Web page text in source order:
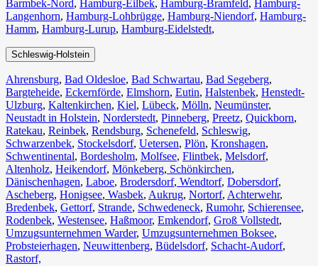
Barmbek-Nord, Hamburg-Eilbek, Hamburg-Bramfeld, Hamburg-
Langenhorn, Hamburg-Lohbrügge, Hamburg-Niendorf, Hamburg-
Hamm, Hamburg-Lurup, Hamburg-Eidelstedt,
Schleswig-Holstein
Ahrensburg, Bad Oldesloe, Bad Schwartau, Bad Segeberg,
Bargteheide, Eckernförde, Elmshorn, Eutin, Halstenbek, Henstedt-
Ulzburg, Kaltenkirchen, Kiel, Lübeck, Mölln, Neumünster,
Neustadt in Holstein, Norderstedt, Pinneberg, Preetz, Quickborn,
Ratekau, Reinbek, Rendsburg, Schenefeld, Schleswig,
Schwarzenbek, Stockelsdorf, Uetersen, Plön, Kronshagen,
Schwentinental, Bordesholm, Molfsee, Flintbek, Melsdorf,
Altenholz, Heikendorf, Mönkeberg, Schönkirchen,
Dänischenhagen, Laboe, Brodersdorf, Wendtorf, Dobersdorf,
Ascheberg, Honigsee, Wasbek, Aukrug, Nortorf, Achterwehr,
Bredenbek, Gettorf, Strande, Schwedeneck, Rumohr, Schierensee,
Rodenbek, Westensee, Haßmoor, Emkendorf, Groß Vollstedt,
Umzugsunternehmen Warder, Umzugsunternehmen Boksee,
Probsteierhagen, Neuwittenberg, Büdelsdorf, Schacht-Audorf,
Rastorf,